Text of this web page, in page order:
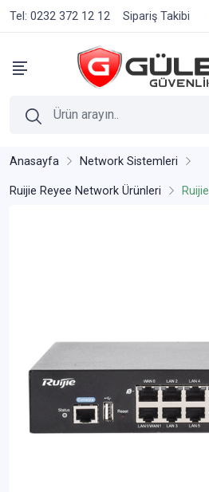
Tel: 0232 372 12 12 Sipariş Takibi
Anasayfa Network Sistemleri
Ruijie Reyee Network Ürünleri Ruijie